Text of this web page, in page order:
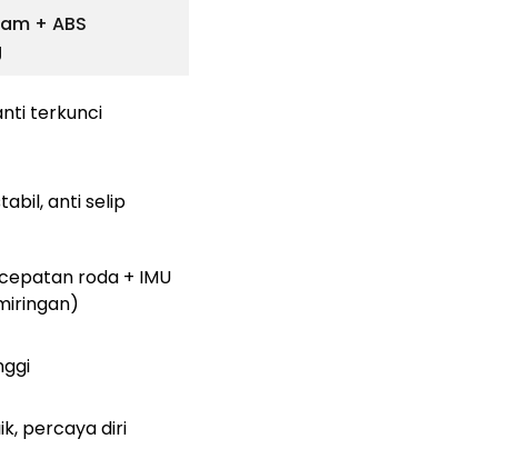
+ ABS
terkunci
anti selip
roda + IMU
percaya diri